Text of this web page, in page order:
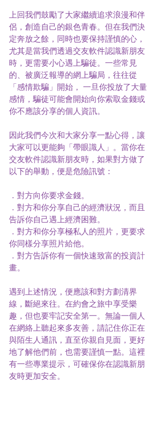
上回我們鼓勵了大家繼續追求浪漫和伴
侶，創造自己的銀色青春。但在我們決
定奔放之餘，同時也要保持謹慎的心，
尤其是當我們透過交友軟件認識新朋友
時，更需要小心遇上騙徒。一些常見
的、被廣泛報導的網上騙局，往往從
「感情欺騙」開始， 一旦你投放了大量
感情，騙徒可能會開始向你索取金錢或
你不應該分享的個人資訊。
因此我們今次和大家分享一點心得，讓
大家可以更能夠「帶眼識人」。當你在
交友軟件認識新朋友時，如果對方做了
以下的舉動，便是危險訊號：
．對方向你要求金錢。
．對方和你分享自己的經濟狀況，而且
告訴你自己遇上經濟困難。
．對方和你分享極私人的照片，更要求
你同樣分享照片給他。
．對方告訴你有一個快速致富的投資計
畫。
遇到上述情況，便應該和對方劃清界
線，斷絕來往。在約會之旅中享受樂
趣，但也要牢記安全第一。無論一個人
在網絡上聽起來多友善，請記住你正在
與陌生人通訊，直至你親自見面，更好
地了解他們前，也需要謹慎一點。這裡
有一些專業提示，可確保你在認識新朋
友時更加安全。